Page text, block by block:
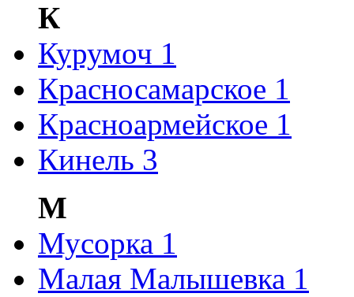
К
Курумоч 1
Красносамарское 1
Красноармейское 1
Кинель 3
М
Мусорка 1
Малая Малышевка 1